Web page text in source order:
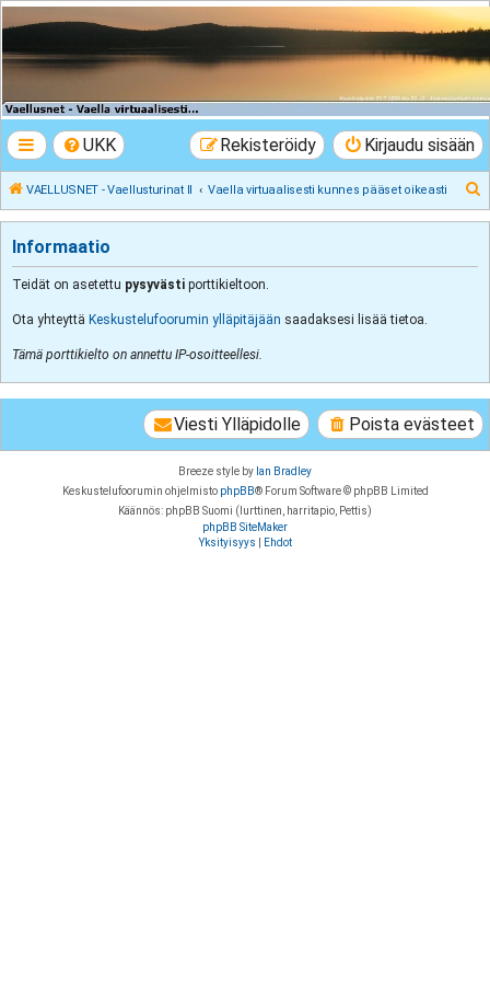
VAELLUSNET -
Vaellusturinat II
UKK Kirjaudu sisään
Rekisteröidy
VAELLUSNET - Vaellusturinat II Vaella virtuaalisesti kunnes pääset oikeasti
Informaatio
Teidät on asetettu pysyvästi porttikieltoon.
Ota yhteyttä Keskustelufoorumin ylläpitäjään saadaksesi lisää tietoa.
Tämä porttikielto on annettu IP-osoitteellesi.
Poista evästeet
Viesti Ylläpidolle
Breeze style by Ian Bradley
Keskustelufoorumin ohjelmisto phpBB® Forum Software © phpBB Limited
Käännös: phpBB Suomi (lurttinen, harritapio, Pettis)
phpBB SiteMaker
Yksityisyys
Ehdot